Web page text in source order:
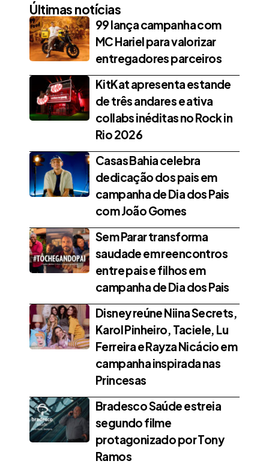
Últimas notícias
99 lança campanha com
MC Hariel para valorizar
entregadores parceiros
KitKat apresenta estande
de três andares e ativa
collabs inéditas no Rock in
Rio 2026
Casas Bahia celebra
dedicação dos pais em
campanha de Dia dos Pais
com João Gomes
Sem Parar transforma
saudade em reencontros
entre pais e filhos em
campanha de Dia dos Pais
Disney reúne Niina Secrets,
Karol Pinheiro, Taciele, Lu
Ferreira e Rayza Nicácio em
campanha inspirada nas
Princesas
Bradesco Saúde estreia
segundo filme
protagonizado por Tony
Ramos